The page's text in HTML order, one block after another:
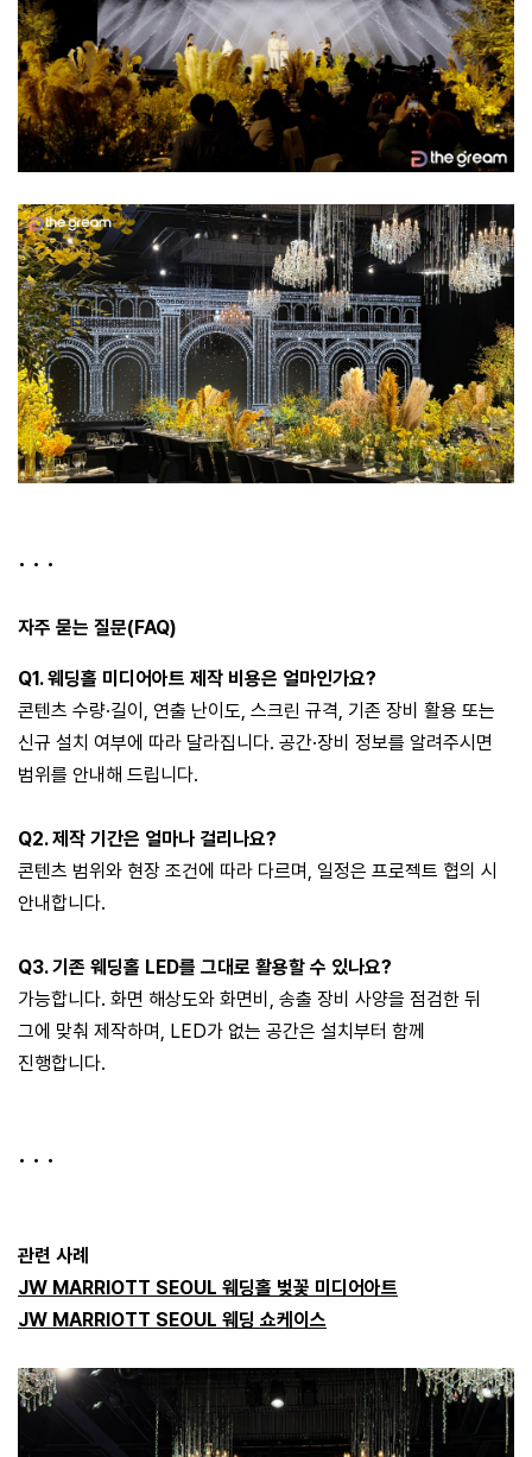
• • •
​자주 묻는 질문(FAQ)
Q1. 웨딩홀 미디어아트 제작 비용은 얼마인가요?
콘텐츠 수량·길이, 연출 난이도, 스크린 규격, 기존 장비 활용 또는
신규 설치 여부에 따라 달라집니다. 공간·장비 정보를 알려주시면
범위를 안내해 드립니다.
Q2. 제작 기간은 얼마나 걸리나요?
콘텐츠 범위와 현장 조건에 따라 다르며, 일정은 프로젝트 협의 시
안내합니다.
Q3. 기존 웨딩홀 LED를 그대로 활용할 수 있나요?
가능합니다. 화면 해상도와 화면비, 송출 장비 사양을 점검한 뒤
그에 맞춰 제작하며, LED가 없는 공간은 설치부터 함께
진행합니다.
• • •
​관련 사례
JW MARRIOTT SEOUL 웨딩홀 벚꽃 미디어아트
JW MARRIOTT SEOUL 웨딩 쇼케이스